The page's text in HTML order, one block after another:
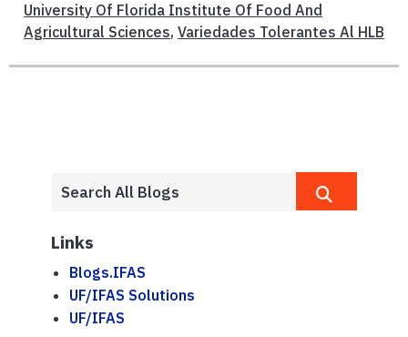
University Of Florida Institute Of Food And
Agricultural Sciences, Variedades Tolerantes Al HLB
Links
Blogs.IFAS
UF/IFAS Solutions
UF/IFAS